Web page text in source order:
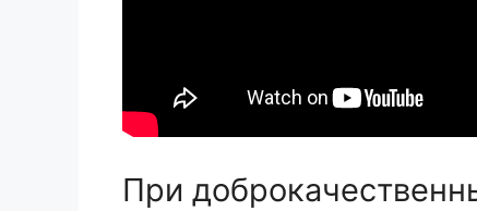
При